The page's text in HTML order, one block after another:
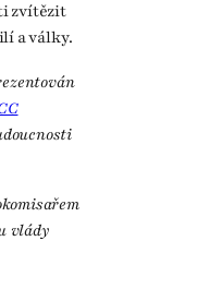
zvítězit
a války.
vlády